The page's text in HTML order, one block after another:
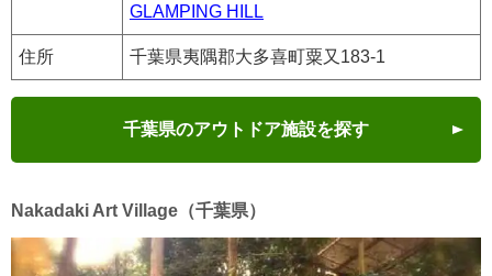
GLAMPING HILL
住所 千葉県夷隅郡大多喜町粟又183-1
千葉県のアウトドア施設を探す
Nakadaki Art Village（千葉県）